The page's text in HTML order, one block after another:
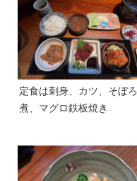
定食は刺身、カツ、そぼろ
煮、マグロ鉄板焼き